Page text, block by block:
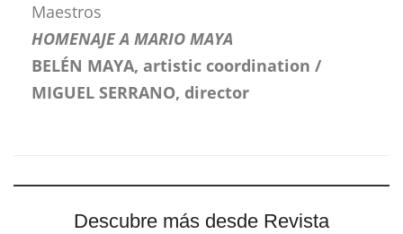
Maestros
HOMENAJE A MARIO MAYA
BELÉN MAYA, artistic coordination /
MIGUEL SERRANO, director
Descubre más desde Revista